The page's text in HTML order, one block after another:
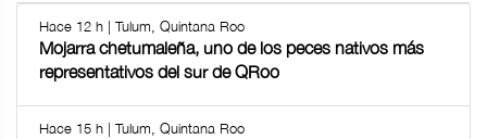
Hace 12 h | Tulum, Quintana Roo
Mojarra chetumaleña, uno de los peces nativos más
representativos del sur de QRoo
Hace 15 h | Tulum, Quintana Roo